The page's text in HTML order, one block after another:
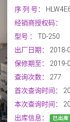
序 列 号：
经销商授权码：
型号 ：
TD-250
出厂日期：
2018-
保修期至：
2019-
查询次数：
277
首次查询时间：
本次查询时间：
出库信息：
已出库